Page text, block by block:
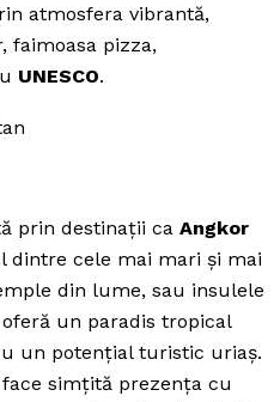
atmosfera vibrantă,
faimoasa pizza,
UNESCO.
prin destinații ca Angkor
dintre cele mai mari și mai
din lume, sau insulele
un paradis tropical
un potențial turistic uriaș.
simțită prezența cu